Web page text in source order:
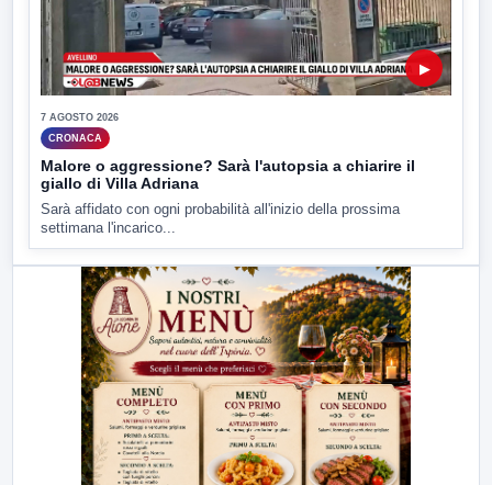
▶
7 AGOSTO 2026
CRONACA
Malore o aggressione? Sarà l'autopsia a chiarire il
giallo di Villa Adriana
Sarà affidato con ogni probabilità all'inizio della prossima
settimana l'incarico...